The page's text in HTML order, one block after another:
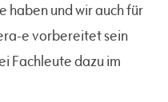
haben und wir auch für
e vorbereitet sein
Fachleute dazu im